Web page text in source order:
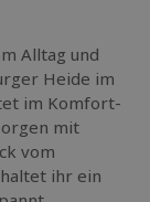
Alltag und
Heide im
im Komfort-
mit
vom
ihr ein